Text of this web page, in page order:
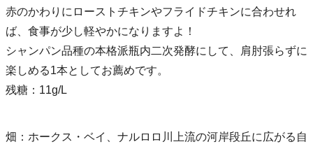
赤のかわりにローストチキンやフライドチキンに合わせれ
ば、食事が少し軽やかになりますよ！
シャンパン品種の本格派瓶内二次発酵にして、肩肘張らずに
楽しめる1本としてお薦めです。
残糖：11g/L
畑：ホークス・ベイ、ナルロロ川上流の河岸段丘に広がる自